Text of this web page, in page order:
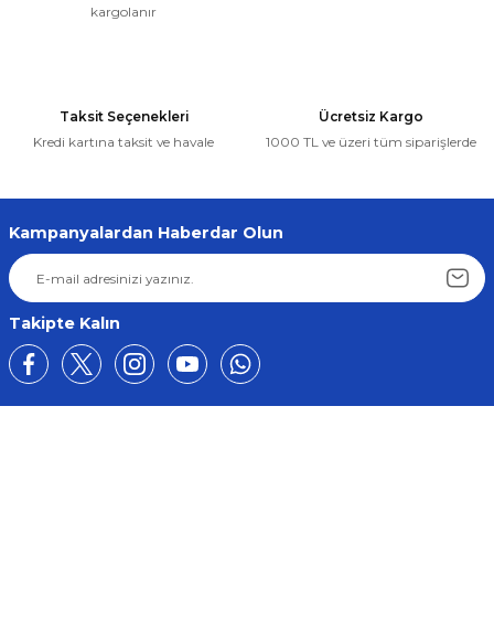
kargolanır
Taksit Seçenekleri
Kredi kartına taksit ve havale
Ücretsiz Kargo
1000 TL ve üzeri tüm siparişlerde
Kampanyalardan Haberdar Olun
Takipte Kalın